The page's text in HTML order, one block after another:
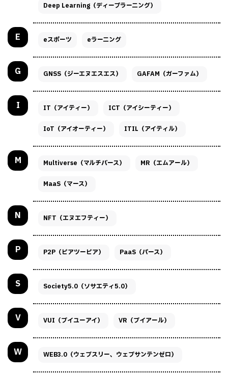
Deep Learning（ディープラーニング）
E eスポーツ eラーニング
G GNSS（ジーエヌエスエス） GAFAM（ガーファム）
I IT（アイティー） ICT（アイシーティー）
IoT（アイオーティー） ITIL（アイティル）
M Multiverse（マルチバース） MR（エムアール）
MaaS（マース）
N NFT（エヌエフティー）
P P2P（ピアツーピア） PaaS（パース）
S Society5.0（ソサエティ5.0）
V VUI（ブイユーアイ） VR（ブイアール）
W WEB3.0（ウェブスリー、ウェブサンテンゼロ）